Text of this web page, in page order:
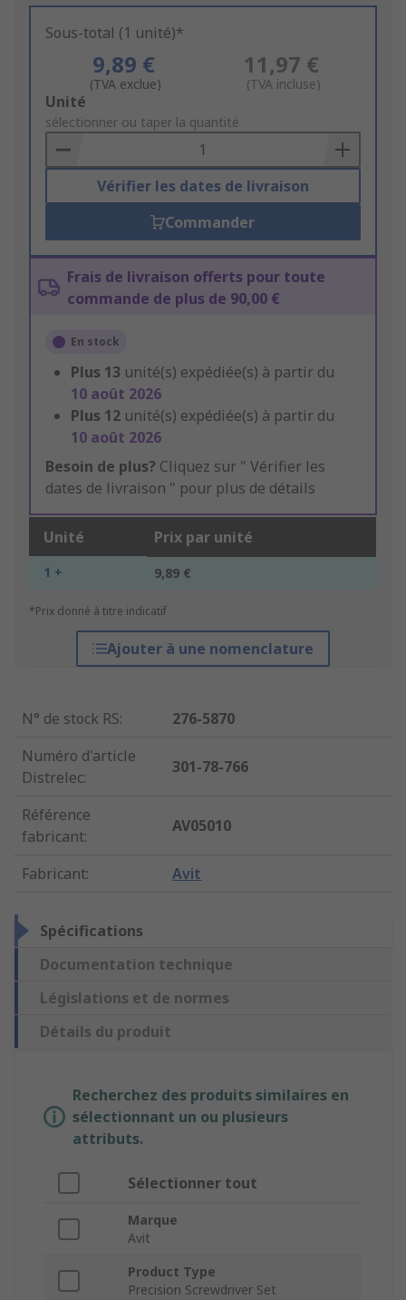
Sous-total (1 unité)*
9,89 €
(TVA exclue)
11,97 €
(TVA incluse)
Add
to
Basket
Unité
sélectionner ou taper la quantité
Vérifier les dates de livraison
Commander
Frais de livraison offerts pour toute
commande de plus de 90,00 €
En stock
Plus 13 unité(s) expédiée(s) à partir du
10 août 2026
Plus 12 unité(s) expédiée(s) à partir du
10 août 2026
Besoin de plus? Cliquez sur " Vérifier les
dates de livraison " pour plus de détails
Unité Prix par unité
1 + 9,89 €
*Prix donné à titre indicatif
Ajouter à une nomenclature
N° de stock RS:
276-5870
Numéro d'article
Distrelec:
301-78-766
Référence
fabricant:
AV05010
Fabricant: Avit
Spécifications
Documentation technique
Législations et de normes
Détails du produit
Recherchez des produits similaires en
sélectionnant un ou plusieurs
attributs.
Sélectionner tout
Marque
Avit
Product Type
Precision Screwdriver Set